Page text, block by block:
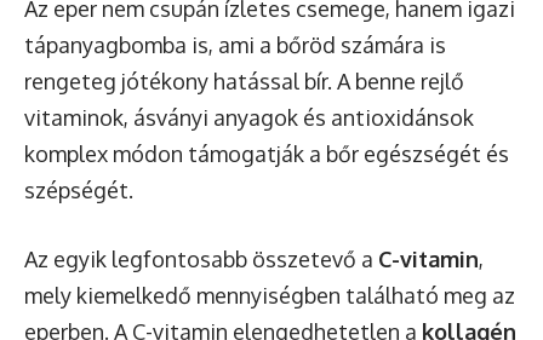
Az eper nem csupán ízletes csemege, hanem igazi
tápanyagbomba is, ami a bőröd számára is
rengeteg jótékony hatással bír. A benne rejlő
vitaminok, ásványi anyagok és antioxidánsok
komplex módon támogatják a bőr egészségét és
szépségét.
Az egyik legfontosabb összetevő a C-vitamin,
mely kiemelkedő mennyiségben található meg az
eperben. A C-vitamin elengedhetetlen a kollagén